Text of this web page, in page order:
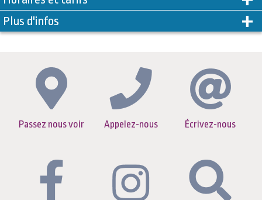
Plus d'infos
Passez nous voir Appelez-nous Écrivez-nous